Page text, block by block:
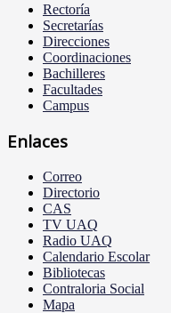
Rectoría
Secretarías
Direcciones
Coordinaciones
Bachilleres
Facultades
Campus
Enlaces
Correo
Directorio
CAS
TV UAQ
Radio UAQ
Calendario Escolar
Bibliotecas
Contraloria Social
Mapa